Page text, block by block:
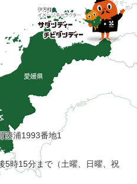
湊浦1993番地1
5時15分まで（土曜、日曜、祝